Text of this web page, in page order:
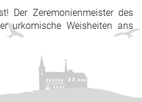
Der Zeremonienmeister des
urkomische Weisheiten ans